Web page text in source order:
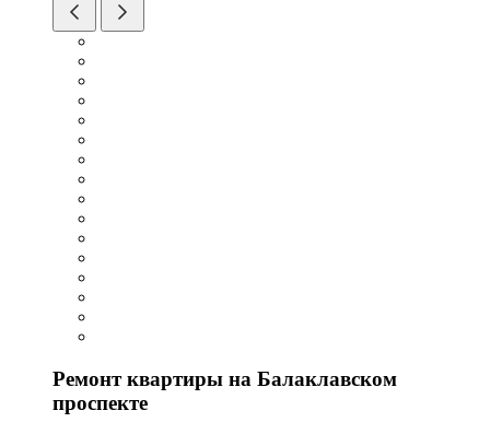
Ремонт квартиры на Балаклавском
проспекте